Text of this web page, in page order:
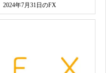
2024年7月31日のFX